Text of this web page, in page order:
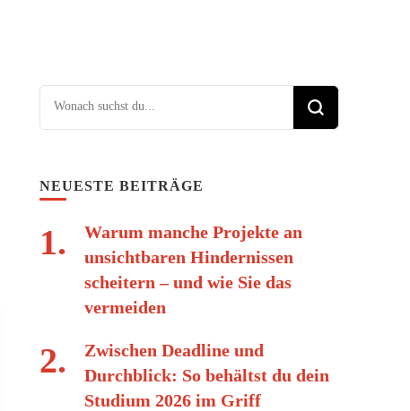
Suchst du nach etwas?
NEUESTE BEITRÄGE
Warum manche Projekte an
unsichtbaren Hindernissen
scheitern – und wie Sie das
vermeiden
Zwischen Deadline und
Durchblick: So behältst du dein
Studium 2026 im Griff